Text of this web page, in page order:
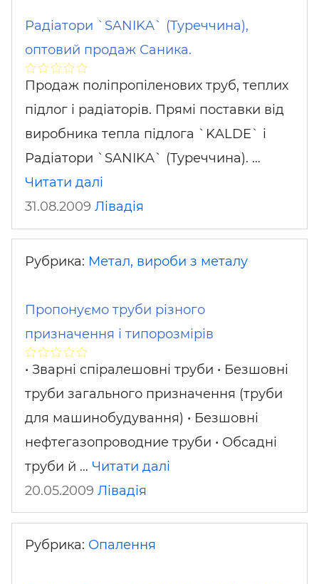
Радіатори `SANIKA` (Туреччина),
оптовий продаж Саника.
Продаж поліпропіленових труб, теплих
підлог і радіаторів. Прямі поставки від
виробника тепла підлога `KALDE` і
Радіатори `SANIKA` (Туреччина). …
Читати далі
31.08.2009 Лівадія
Рубрика: Метал, вироби з металу
Пропонуємо труби різного
призначення і типорозмірів
• Зварні спіралешовні труби • Безшовні
труби загального призначення (труби
для машинобудування) • Безшовні
нефтегазопроводние труби • Обсадні
труби й … Читати далі
20.05.2009 Лівадія
Рубрика: Опалення